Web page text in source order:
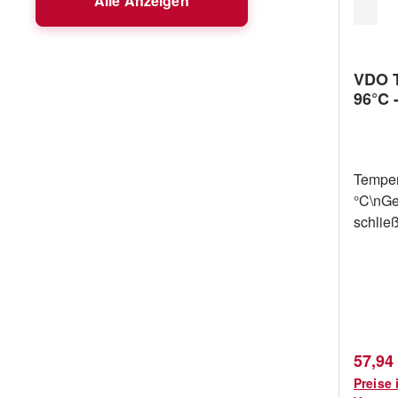
VDO
96°C
57,94
Preise